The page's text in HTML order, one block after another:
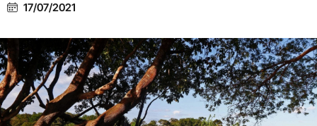
17/07/2021